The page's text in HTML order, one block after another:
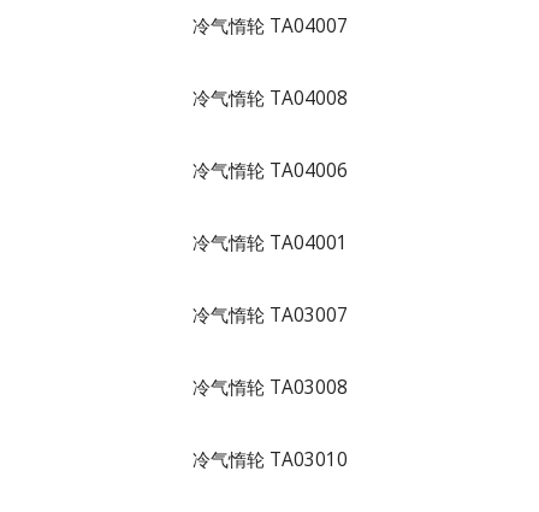
冷气惰轮 TA04007
冷气惰轮 TA04008
冷气惰轮 TA04006
冷气惰轮 TA04001
冷气惰轮 TA03007
冷气惰轮 TA03008
冷气惰轮 TA03010